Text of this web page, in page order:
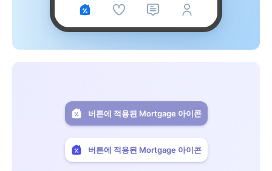
버튼에 적용된 Mortgage 아이콘
버튼에 적용된 Mortgage 아이콘